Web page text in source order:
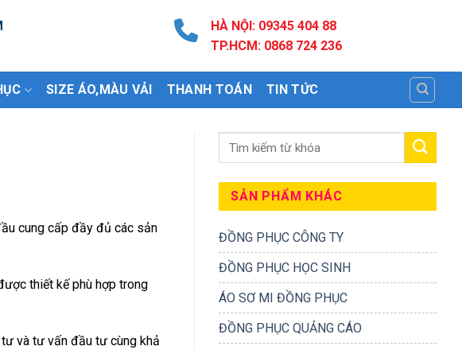
HÀ NỘI: 09345 404 88
TP.HCM: 0868 724 236
SIZE ÁO,MÀU VẢI THANH TOÁN TIN TỨC
cung cấp đầy đủ các sản
thiết kế phù hợp trong
và tư vấn đầu tư cùng khả
SẢN PHẨM KHÁC
ĐỒNG PHỤC CÔNG TY
ĐỒNG PHỤC HỌC SINH
ÁO SƠ MI ĐỒNG PHỤC
ĐỒNG PHỤC QUẢNG CÁO